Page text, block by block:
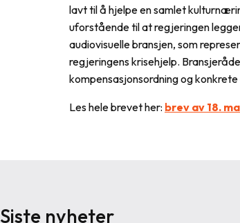
lavt til å hjelpe en samlet
uforstående til at regjeringen
audiovisuelle bransjen, som
regjeringens krisehjelp.
kompensasjonsordning og
Les hele brevet her: brev av 18.
Siste nyheter